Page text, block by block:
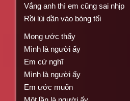
Vắng anh thì em cũng sai nhịp
Rồi lùi dần vào bóng tối
Mong ước thấy
Mình là người ấy
Em cứ nghĩ
Mình là người ấy
Em ước muốn